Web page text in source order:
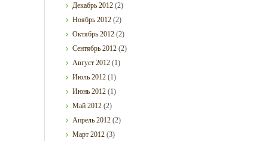
Декабрь2012 (2)
Ноябрь2012 (2)
Октябрь2012 (2)
Сентябрь2012 (2)
Август2012 (1)
Июль2012 (1)
Июнь2012 (1)
Май2012 (2)
Апрель2012 (2)
Март2012 (3)